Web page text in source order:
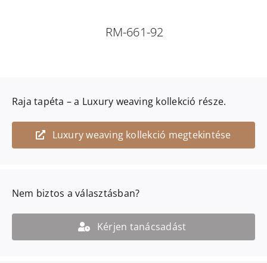
RM-661-92
Raja tapéta – a Luxury weaving kollekció része.
Luxury weaving kollekció megtekintése
Nem biztos a választásban?
Kérjen tanácsadást